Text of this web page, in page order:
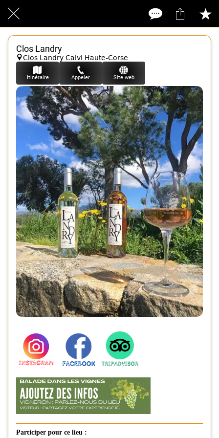
Clos Landry
Clos Landry Calvi Haute-Corse
Itinéraire Appeler Site web
Participer pour ce lieu :